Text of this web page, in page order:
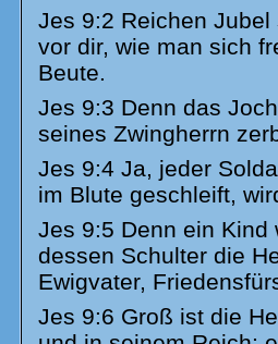
Jes 9:2 Reichen
vor dir, wie man sich
Beute.
Jes 9:3 Denn das
seines Zwingherrn
Jes 9:4 Ja, jeder
im Blute geschleift,
Jes 9:5 Denn ein
dessen Schulter die
Ewigvater,
Jes 9:6 Groß ist die